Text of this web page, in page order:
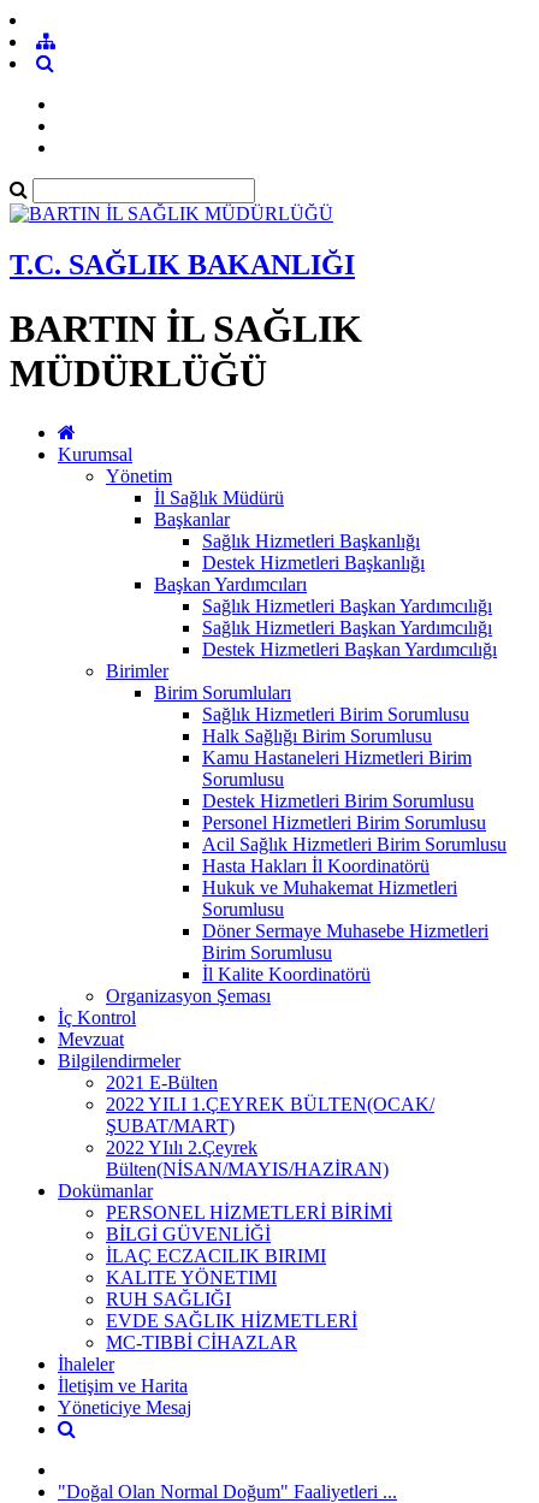
T.C. SAĞLIK BAKANLIĞI
BARTIN İL SAĞLIK
MÜDÜRLÜĞÜ
Kurumsal
Yönetim
İl Sağlık Müdürü
Başkanlar
Sağlık Hizmetleri Başkanlığı
Destek Hizmetleri Başkanlığı
Başkan Yardımcıları
Sağlık Hizmetleri Başkan Yardımcılığı
Sağlık Hizmetleri Başkan Yardımcılığı
Destek Hizmetleri Başkan Yardımcılığı
Birimler
Birim Sorumluları
Sağlık Hizmetleri Birim Sorumlusu
Halk Sağlığı Birim Sorumlusu
Kamu Hastaneleri Hizmetleri Birim
Sorumlusu
Destek Hizmetleri Birim Sorumlusu
Personel Hizmetleri Birim Sorumlusu
Acil Sağlık Hizmetleri Birim Sorumlusu
Hasta Hakları İl Koordinatörü
Hukuk ve Muhakemat Hizmetleri
Sorumlusu
Döner Sermaye Muhasebe Hizmetleri
Birim Sorumlusu
İl Kalite Koordinatörü
Organizasyon Şeması
İç Kontrol
Mevzuat
Bilgilendirmeler
2021 E-Bülten
2022 YILI 1.ÇEYREK BÜLTEN(OCAK/
ŞUBAT/MART)
2022 YIılı 2.Çeyrek
Bülten(NİSAN/MAYIS/HAZİRAN)
Dokümanlar
PERSONEL HİZMETLERİ BİRİMİ
BİLGİ GÜVENLİĞİ
İLAÇ ECZACILIK BIRIMI
KALITE YÖNETIMI
RUH SAĞLIĞI
EVDE SAĞLIK HİZMETLERİ
MC-TIBBİ CİHAZLAR
İhaleler
İletişim ve Harita
Yöneticiye Mesaj
"Doğal Olan Normal Doğum" Faaliyetleri ...